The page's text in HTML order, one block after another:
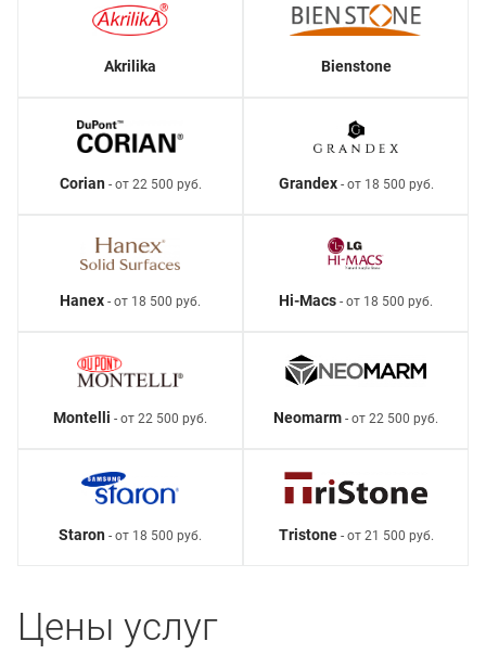
Akrilika Bienstone
Corian- от 22 500 руб. Grandex- от 18 500 руб.
Hanex - от 18 500 руб. Hi-Macs - от 18 500 руб.
Montelli - от 22 500 руб. Neomarm - от 22 500 руб.
Staron - от 18 500 руб. Tristone- от 21 500 руб.
Цены услуг